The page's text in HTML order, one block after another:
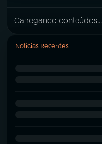
Carregando conteúdos...
Notícias Recentes